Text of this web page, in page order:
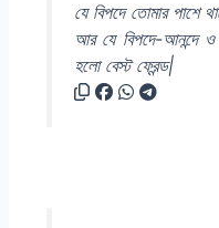
যে বিপদে তোমার পাশে
আর যে বিপদে-আনন্দে
হলো বেস্ট ফ্রেন্ড|